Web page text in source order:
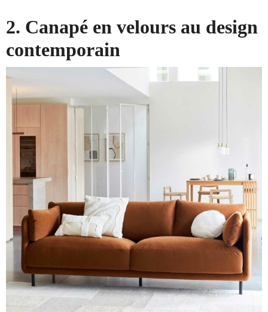
2. Canapé en velours au design
contemporain